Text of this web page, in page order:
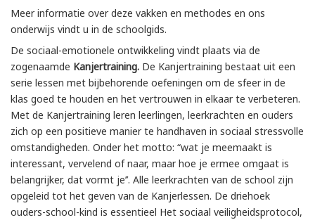
Meer informatie over deze vakken en methodes en ons
onderwijs vindt u in de schoolgids.
De sociaal-emotionele ontwikkeling vindt plaats via de
zogenaamde Kanjertraining. De Kanjertraining bestaat uit een
serie lessen met bijbehorende oefeningen om de sfeer in de
klas goed te houden en het vertrouwen in elkaar te verbeteren.
Met de Kanjertraining leren leerlingen, leerkrachten en ouders
zich op een positieve manier te handhaven in sociaal stressvolle
omstandigheden. Onder het motto: “wat je meemaakt is
interessant, vervelend of naar, maar hoe je ermee omgaat is
belangrijker, dat vormt je’’. Alle leerkrachten van de school zijn
opgeleid tot het geven van de Kanjerlessen. De driehoek
ouders-school-kind is essentieel Het sociaal veiligheidsprotocol,